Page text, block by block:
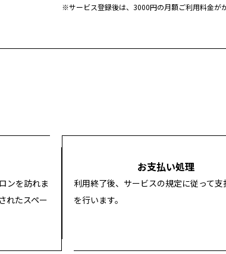
※サービス登録後は、3000円の月額ご利用料金がか
ンを訪れま
れたスペー
お支払い処理
利用終了後、サービスの規定に従って支
を行います。